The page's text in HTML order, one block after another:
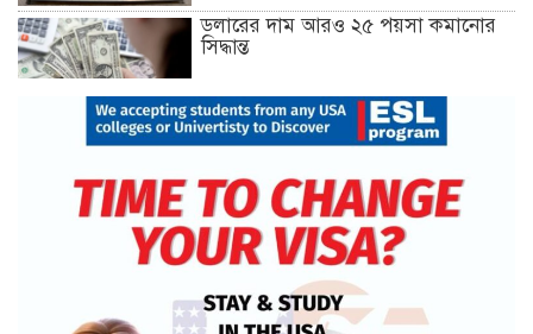
ডলারের দাম আরও ২৫ পয়সা কমানোর
সিদ্ধান্ত
১৮ ডিসেম্বর থেকে আন্দোলনে নতুন মাত্রা
খুলনায় অবরোধের সমর্থনে দুপুরে ও
সন্ধ্যায় বিএনপির মিছিল